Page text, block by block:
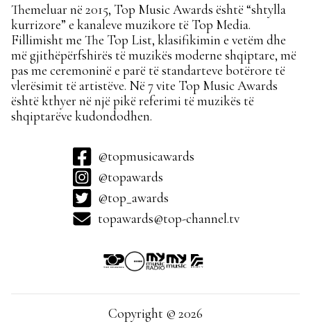
Themeluar në 2015, Top Music Awards është “shtylla
kurrizore” e kanaleve muzikore të Top Media.
Fillimisht me The Top List, klasifikimin e vetëm dhe
më gjithëpërfshirës të muzikës moderne shqiptare, më
pas me ceremoninë e parë të standarteve botërore të
vlerësimit të artistëve. Në 7 vite Top Music Awards
është kthyer në një pikë referimi të muzikës të
shqiptarëve kudondodhen.
@topmusicawards
@topawards
@top_awards
topawards@top-channel.tv
Copyright © 2026